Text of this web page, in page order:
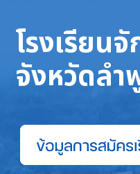
โรงเรียน
จังหวัดลำ